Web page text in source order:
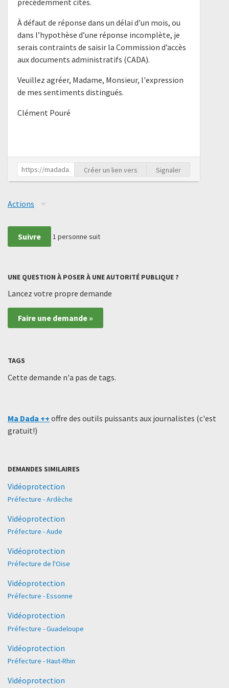
précédemment cités.
À défaut de réponse dans un délai d’un mois, ou
dans l’hypothèse d’une réponse incomplète, je
serais contraints de saisir la Commission d’accès
aux documents administratifs (CADA).
Veuillez agréer, Madame, Monsieur, l'expression
de mes sentiments distingués.
Clément Pouré
Créer un lien vers Signaler
Actions
Suivre 1 personne suit
UNE QUESTION À POSER À UNE AUTORITÉ PUBLIQUE ?
Lancez votre propre demande
Faire une demande »
TAGS
Cette demande n'a pas de tags.
Ma Dada ++ offre des outils puissants aux journalistes (c'est
gratuit!)
DEMANDES SIMILAIRES
Vidéoprotection
Préfecture - Ardèche
Vidéoprotection
Préfecture - Aude
Vidéoprotection
Préfecture de l'Oise
Vidéoprotection
Préfecture - Essonne
Vidéoprotection
Préfecture - Guadeloupe
Vidéoprotection
Préfecture - Haut-Rhin
Vidéoprotection